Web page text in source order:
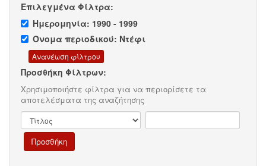
Επιλεγμένα Φίλτρα:
Ημερομηνία: 1990 - 1999
Όνομα περιοδικού: Ντέφι
Προσθήκη Φίλτρων:
Χρησιμοποιήστε φίλτρα για να περιορίσετε τα
αποτελέσματα της αναζήτησης